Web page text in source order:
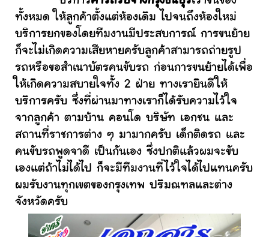
ทั้งหมด ให้ลูกค้าตั้งแต่ห้องเดิม ไปจนถึงห้องใหม่
บริการยกของโดยทีมงานมีประสบการณ์ การขนย้าย
ก็จะไม่เกิดความเสียหายครับลูกค้าสามารถถ่ายรูป
รถหรือขอสำเนาบัตรคนขับรถ ก่อนการขนย้ายได้เพื่อ
ให้เกิดความสบายใจทั้ง 2 ฝ่าย ทางเรายินดีให้
บริการครับ ซึ่งที่ผ่านมาทางเราก็ได้รับความไว้ใจ
จากลูกค้า ตามบ้าน คอนโด บริษัท เอกชน และ
สถานที่ราชการต่าง ๆ มามากครับ เด็กติดรถ และ
คนขับรถพูดจาดี เป็นกันเอง ซึ่งปกติแล้วผมจะขับ
เองแต่ถ้าไม่ได้ไป ก็จะมีทีมงานที่ไว้ใจได้ไปแทนครับ
ผมรับงานทุกเขตของกรุงเทพ ปริมณฑลและต่าง
จังหวัดครับ